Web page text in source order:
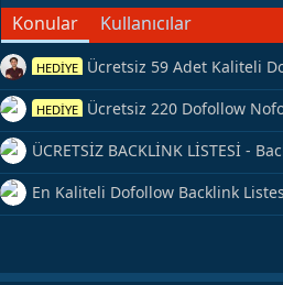
Konular
Kullanıcılar
HEDİYE Ücretsiz 59 Adet Kaliteli
Backlink Kaynağı Veriyorum.
HEDİYE Ücretsiz 220 Dofollow
Veriyorum
ÜCRETSİZ BACKLİNK LİSTESİ -
Hemen Yetiş!
En Kaliteli Dofollow Backlink